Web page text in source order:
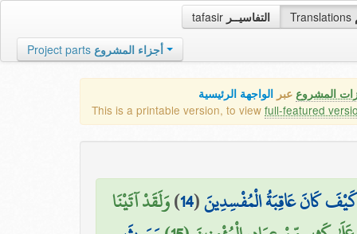
tafasir التفاسيــر Translations
Project parts أجزاء المشروع
المشروع عبر الواجهة الرئيسية
This is a printable version, to view full-featured
كَانَ عَاقِبَةُ الْمُفْسِدِينَ(
14
)وَلَقَدْ آتَيْنَا